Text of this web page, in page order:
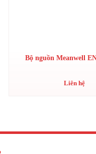
Bộ nguồn Meanwell
Liên hệ